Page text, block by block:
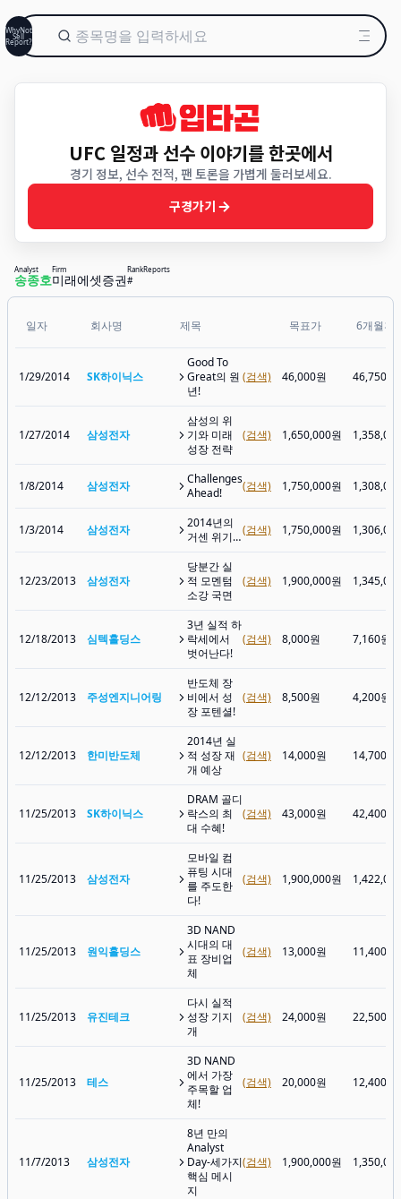
WhyNot
Sell
Report?
UFC 일정과 선수 이야기를 한곳에서
경기 정보, 선수 전적, 팬 토론을 가볍게 둘러보세요.
구경가기
Analyst
송종호
Firm
미래에셋증권
Rank
#
Reports
일자 회사명 제목 목표가 6개월후
1/29/2014 SK하이닉스
Good To
Great의 원
년!
(검색) 46,000원 46,750원
1/27/2014 삼성전자
삼성의 위
기와 미래
성장 전략
(검색) 1,650,000원
1/8/2014 삼성전자
Challenges
Ahead!
(검색) 1,750,000원
1/3/2014 삼성전자
2014년의
거센 위기…(검색) 1,750,000원
12/23/2013 삼성전자
당분간 실
적 모멘텀
소강 국면
(검색) 1,900,000원
12/18/2013 심텍홀딩스
3년 실적 하
락세에서
벗어난다!
(검색) 8,000원 7,160원
12/12/2013 주성엔지니어링
반도체 장
비에서 성
장 포텐셜!
(검색) 8,500원 4,200원
12/12/2013 한미반도체
2014년 실
적 성장 재
개 예상
(검색) 14,000원 14,700원
11/25/2013 SK하이닉스
DRAM 골디
락스의 최
대 수혜!
(검색) 43,000원 42,400원
11/25/2013 삼성전자
모바일 컴
퓨팅 시대
를 주도한
다!
(검색) 1,900,000원
11/25/2013 원익홀딩스
3D NAND
시대의 대
표 장비업
체
(검색) 13,000원 11,400원
11/25/2013 유진테크
다시 실적
성장 기지
개
(검색) 24,000원 22,500원
11/25/2013 테스
3D NAND
에서 가장
주목할 업
체!
(검색) 20,000원 12,400원
11/7/2013 삼성전자
8년 만의
Analyst
Day-세가지
핵심 메시
지
(검색) 1,900,000원